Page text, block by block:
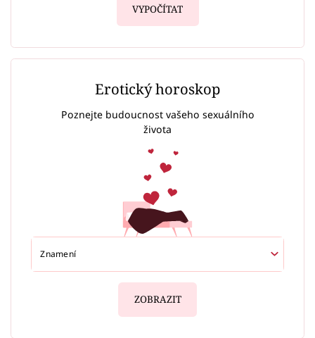
VYPOČÍTAT
Erotický horoskop
Poznejte budoucnost vašeho sexuálního
života
ZOBRAZIT